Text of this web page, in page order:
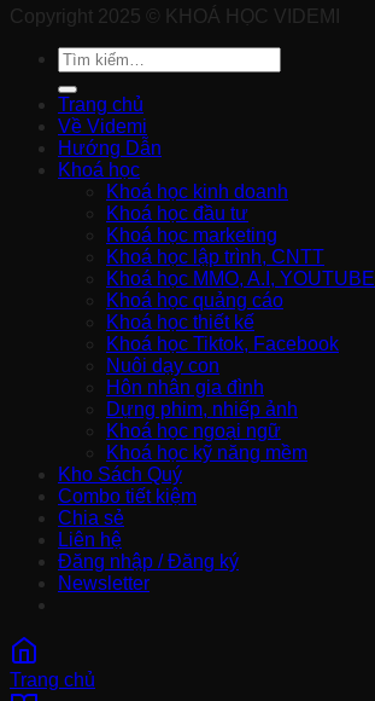
Copyright 2025 © KHOÁ HỌC VIDEMI
Tìm
kiếm:
Trang chủ
Về Videmi
Hướng Dẫn
Khoá học
Khoá học kinh doanh
Khoá học đầu tư
Khoá học marketing
Khoá học lập trình, CNTT
Khoá học MMO, A.I, YOUTUBE
Khoá học quảng cáo
Khoá học thiết kế
Khoá học Tiktok, Facebook
Nuôi dạy con
Hôn nhân gia đình
Dựng phim, nhiếp ảnh
Khoá học ngoại ngữ
Khoá học kỹ năng mềm
Kho Sách Quý
Combo tiết kiệm
Chia sẻ
Liên hệ
Đăng nhập / Đăng ký
Newsletter
Trang chủ